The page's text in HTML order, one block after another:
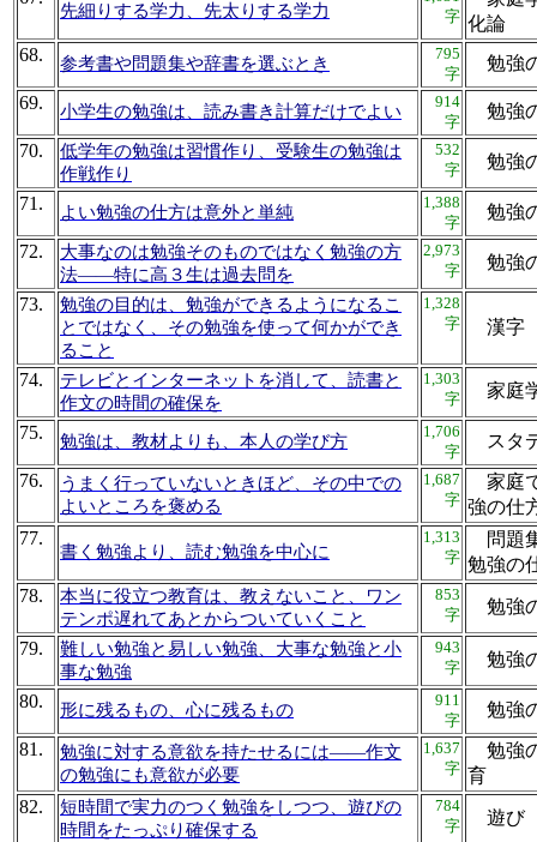
先細りする学力、先太りする学力
字 化
68.
参考書や問題集や辞書を選ぶとき
795
字
勉
69.
小学生の勉強は、読み書き計算だけでよい
914
字
勉
70.
低学年の勉強は習慣作り、受験生の勉強は
作戦作り
532
字
勉
71. よい勉強の仕方は意外と単純
1,388
字
勉
72.
大事なのは勉強そのものではなく勉強の方
法――特に高３生は過去問を
2,973
字
勉
73.
勉強の目的は、勉強ができるようになるこ
とではなく、その勉強を使って何かができ
ること
1,328
字
漢
74.
テレビとインターネットを消して、読書と
作文の時間の確保を
1,303
字
家庭
75. 勉強は、教材よりも、本人の学び方
1,706
字
スタ
76.
うまく行っていないときほど、その中での
よいところを褒める
1,687
字
家庭
強の
77.
書く勉強より、読む勉強を中心に
1,313
字
問題
勉強
78.
本当に役立つ教育は、教えないこと、ワン
テンポ遅れてあとからついていくこと
853
字
勉
79.
難しい勉強と易しい勉強、大事な勉強と小
事な勉強
943
字
勉
80. 形に残るもの、心に残るもの
911
字
勉
81.
勉強に対する意欲を持たせるには――作文
の勉強にも意欲が必要
1,637
字
勉強
育
82.
短時間で実力のつく勉強をしつつ、遊びの
時間をたっぷり確保する
784
字
遊